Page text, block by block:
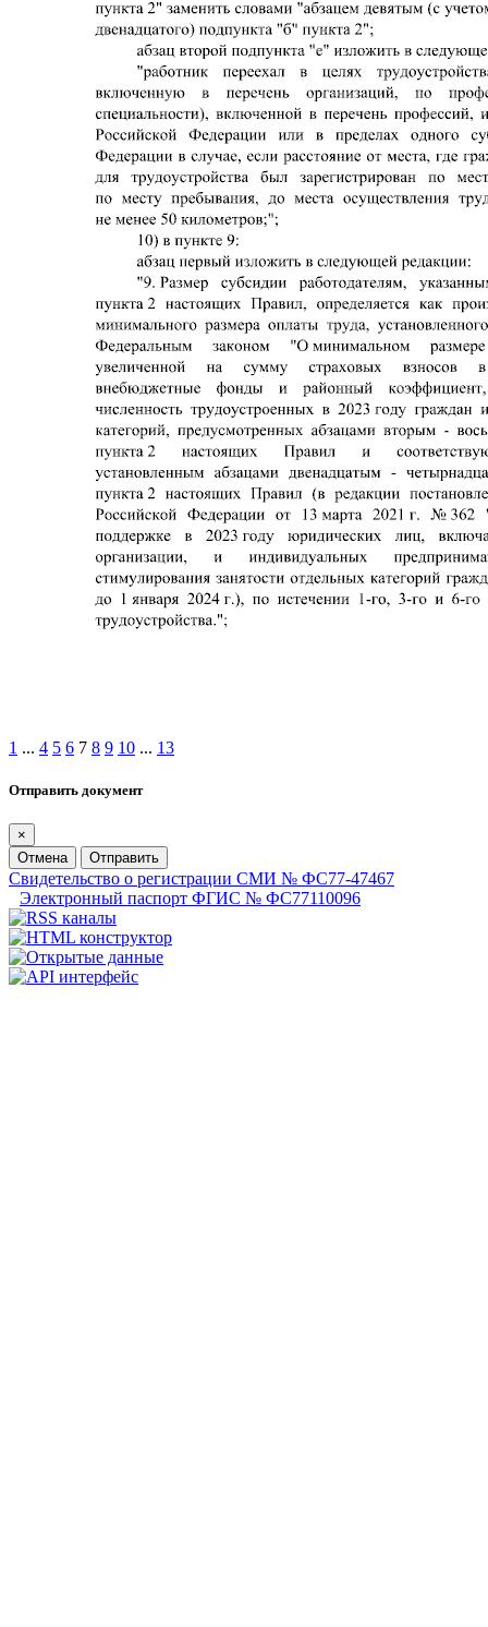
1 ... 4 5 6 7 8 9 10 ... 13
Отправить документ
×
Отмена
Отправить
Свидетельство о регистрации СМИ № ФС77-47467
Электронный паспорт ФГИС № ФС77110096